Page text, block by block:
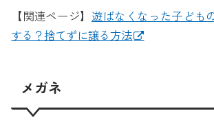
【関連ページ】 遊ばなくなった子ども
する？捨てずに譲る方法
メガネ